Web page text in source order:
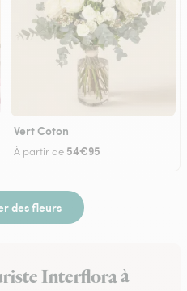
Vert Coton
À partir de 54€95
des fleurs
Interflora à